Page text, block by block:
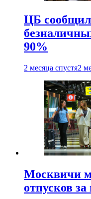
ЦБ сообщил
90%
2 месяца спустя2
Москвичи
отпусков